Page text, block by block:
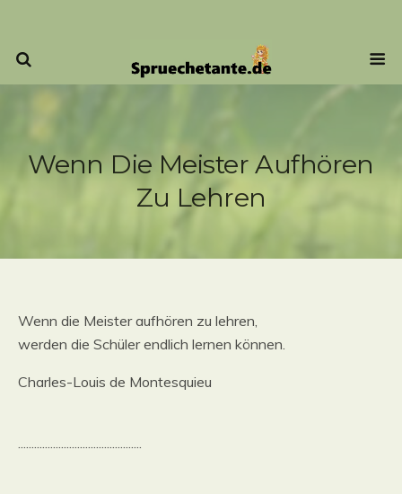
Wenn Die Meister Aufhören
Zu Lehren
Wenn die Meister aufhören zu lehren,
werden die Schüler endlich lernen können.
Charles-Louis de Montesquieu
..............................................